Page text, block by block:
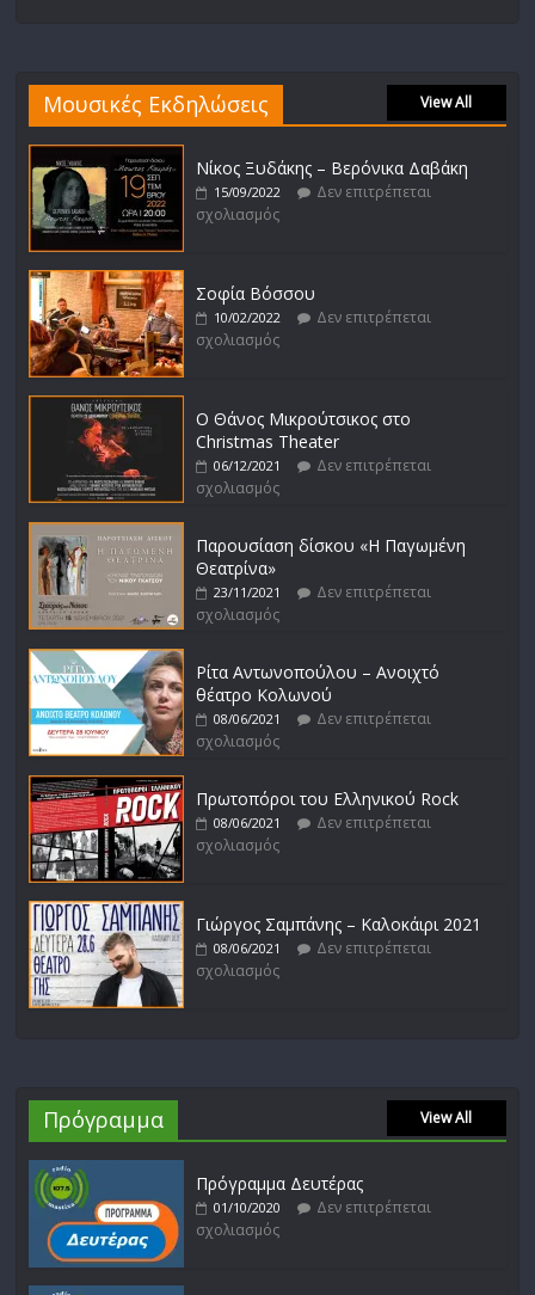
Μουσικές Εκδηλώσεις View All
Νίκος Ξυδάκης – Βερόνικα Δαβάκη
15/09/2022
Δεν επιτρέπεται
σχολιασμός
Σοφία Βόσσου
10/02/2022
Δεν επιτρέπεται
σχολιασμός
Ο Θάνος Μικρούτσικος στο
Christmas Theater
06/12/2021
Δεν επιτρέπεται
σχολιασμός
Παρουσίαση δίσκου «Η Παγωμένη
Θεατρίνα»
23/11/2021
Δεν επιτρέπεται
σχολιασμός
Ρίτα Αντωνοπούλου – Ανοιχτό
θέατρο Κολωνού
08/06/2021
Δεν επιτρέπεται
σχολιασμός
Πρωτοπόροι του Ελληνικού Rock
08/06/2021
Δεν επιτρέπεται
σχολιασμός
Γιώργος Σαμπάνης – Καλοκάιρι 2021
08/06/2021
Δεν επιτρέπεται
σχολιασμός
Πρόγραμμα View All
Πρόγραμμα Δευτέρας
01/10/2020
Δεν επιτρέπεται
σχολιασμός